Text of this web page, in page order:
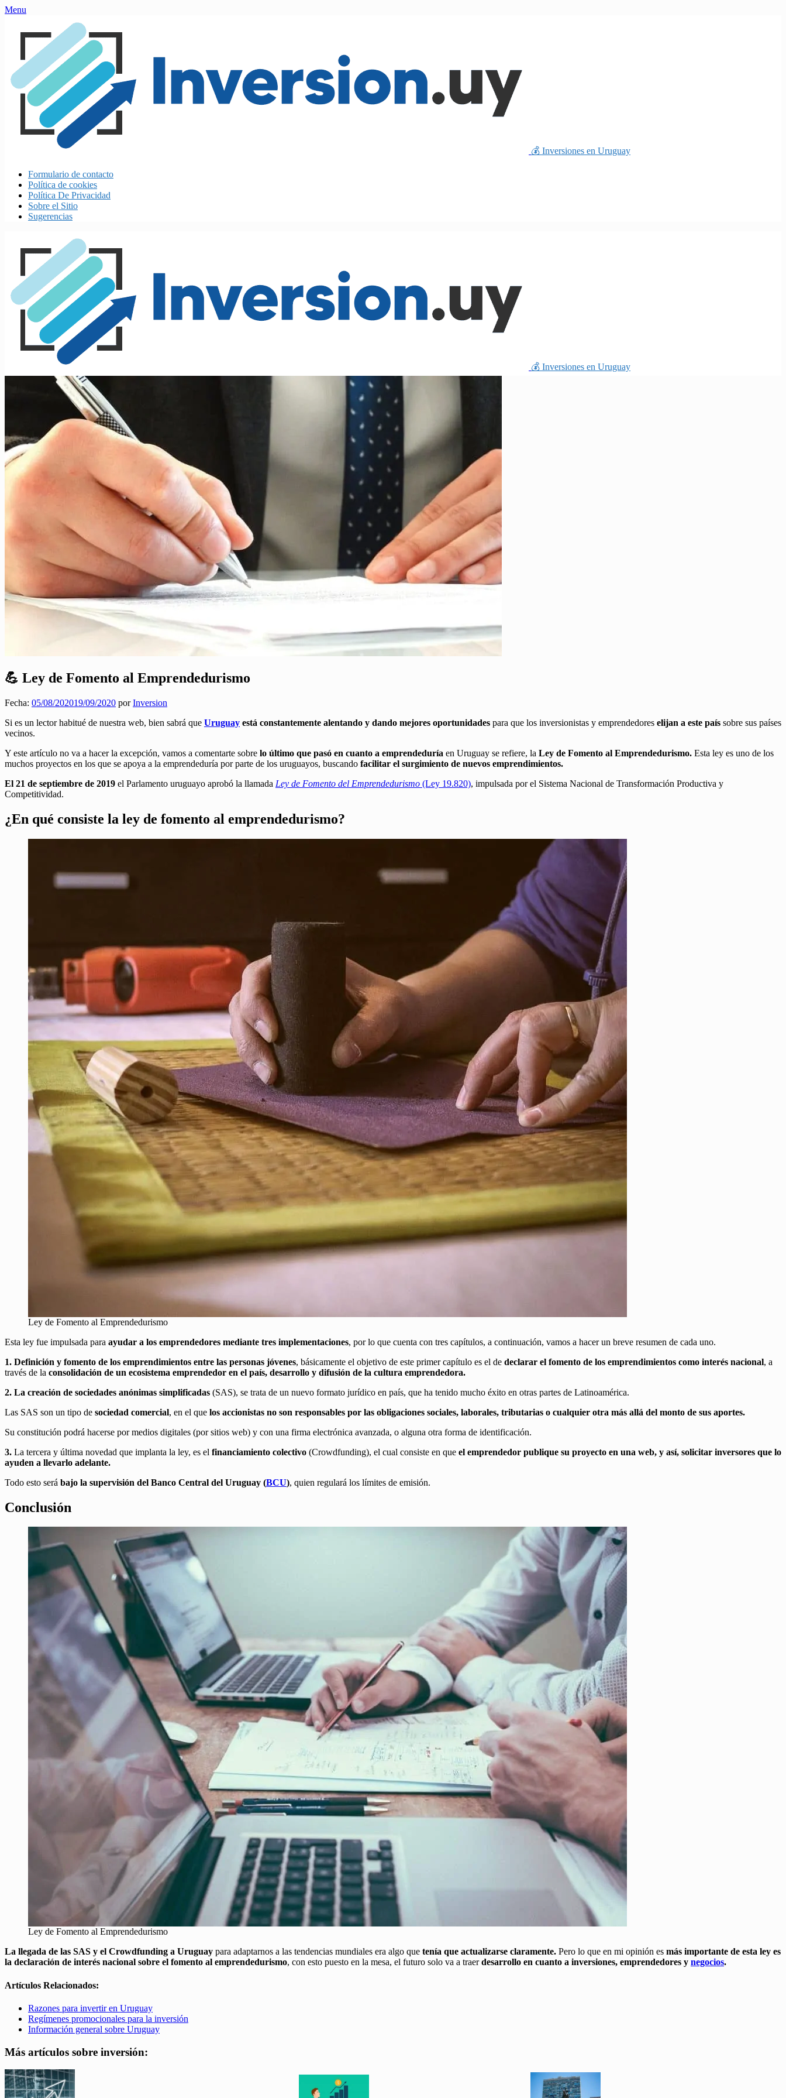
Skip
content
Menu
💰 Inversiones en Uruguay
Formulario de contacto
Política de cookies
Política De Privacidad
Sobre el Sitio
Sugerencias
💰 Inversiones en Uruguay
💪 Ley de Fomento al Emprendedurismo
Fecha: 05/08/202019/09/2020 porInversion
Si es un lector habitué de nuestra web, bien sabrá que Uruguay está constantemente alentando y dando mejores oportunidades para que los inversionistas y emprendedores elijan a este país sobre sus países
vecinos.
Y este artículo no va a hacer la excepción, vamos a comentarte sobre lo último que pasó en cuanto a emprendeduría en Uruguay se refiere, la Ley de Fomento al Emprendedurismo. Esta ley es uno de los
muchos proyectos en los que se apoya a la emprendeduría por parte de los uruguayos, buscando facilitar el surgimiento de nuevos emprendimientos.
El 21 de septiembre de 2019 el Parlamento uruguayo aprobó la llamada Ley de Fomento del Emprendedurismo (Ley 19.820), impulsada por el Sistema Nacional de Transformación Productiva y
Competitividad.
¿En qué consiste la ley de fomento al emprendedurismo?
Ley de Fomento al Emprendedurismo
Esta ley fue impulsada para ayudar a los emprendedores mediante tres implementaciones, por lo que cuenta con tres capítulos, a continuación, vamos a hacer un breve resumen de cada uno.
1. Definición y fomento de los emprendimientos entre las personas jóvenes, básicamente el objetivo de este primer capítulo es el de declarar el fomento de los emprendimientos como interés nacional, a
través de la consolidación de un ecosistema emprendedor en el país, desarrollo y difusión de la cultura emprendedora.
2. La creación de sociedades anónimas simplificadas (SAS), se trata de un nuevo formato jurídico en país, que ha tenido mucho éxito en otras partes de Latinoamérica.
Las SAS son un tipo de sociedad comercial, en el que los accionistas no son responsables por las obligaciones sociales, laborales, tributarias o cualquier otra más allá del monto de sus aportes.
Su constitución podrá hacerse por medios digitales (por sitios web) y con una firma electrónica avanzada, o alguna otra forma de identificación.
3. La tercera y última novedad que implanta la ley, es el financiamiento colectivo (Crowdfunding), el cual consiste en que el emprendedor publique su proyecto en una web, y así, solicitar inversores que lo
ayuden a llevarlo adelante.
Todo esto será bajo la supervisión del Banco Central del Uruguay (BCU), quien regulará los límites de emisión.
Conclusión
Ley de Fomento al Emprendedurismo
La llegada de las SAS y el Crowdfunding a Uruguay para adaptarnos a las tendencias mundiales era algo que tenía que actualizarse claramente. Pero lo que en mi opinión es más importante de esta ley es
la declaración de interés nacional sobre el fomento al emprendedurismo, con esto puesto en la mesa, el futuro solo va a traerdesarrollo en cuanto a inversiones, emprendedores y negocios.
Artículos Relacionados:
Razones para invertir en Uruguay
Regímenes promocionales para la inversión
Información general sobre Uruguay
Más artículos sobre inversión: